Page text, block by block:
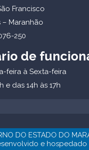
Francisco
– Maranhão
250
de
feira à Sexta-feira
e das 14h às 17h
DO ESTADO DO
e hospedado